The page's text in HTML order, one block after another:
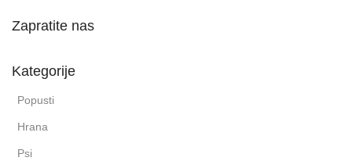
Zapratite nas
Kategorije
Popusti
Hrana
Psi